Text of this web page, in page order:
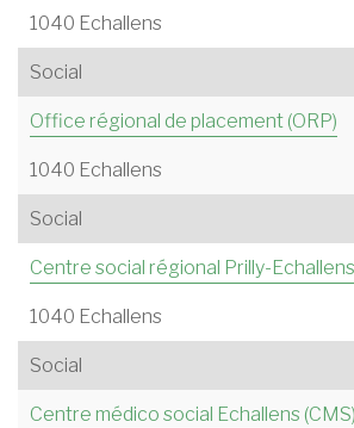
1040 Echallens
Social
Office régional de placement (ORP)
1040 Echallens
Social
Centre social régional Prilly-Echallens
1040 Echallens
Social
Centre médico social Echallens (CMS)